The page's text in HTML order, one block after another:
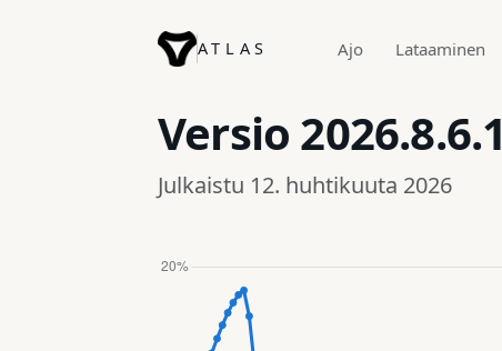
ATLAS Ajo Lataaminen
Versio 2026.8.6.1
Julkaistu 12. huhtikuuta 2026